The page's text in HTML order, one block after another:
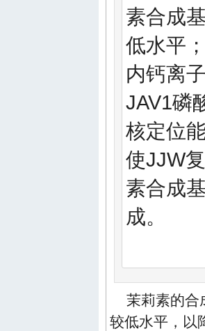
素合成
低水平
内钙离
JAV1磷
核定位
使JJW
素合成
成。
茉莉素的合
较低水平，以